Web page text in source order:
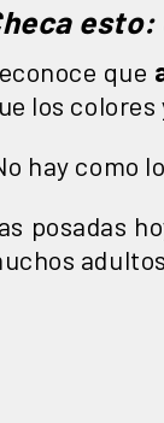
esto:
que
los
hay como
posadas